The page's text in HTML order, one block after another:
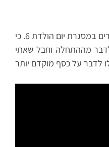
משהו קצת אחר… הרצאה לילדים במסגרת יום הולדת 6. כי
מההתחלה וחבל שאתי